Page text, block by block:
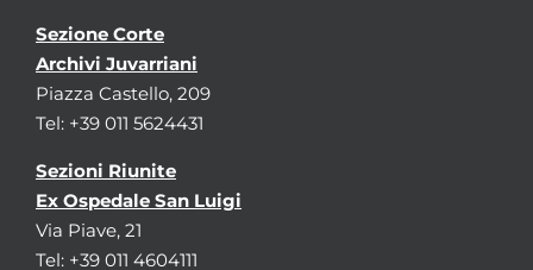
Sezione Corte
Archivi Juvarriani
Piazza Castello, 209
Tel: +39 011 5624431
Sezioni Riunite
Ex Ospedale San Luigi
Via Piave, 21
Tel: +39 011 4604111